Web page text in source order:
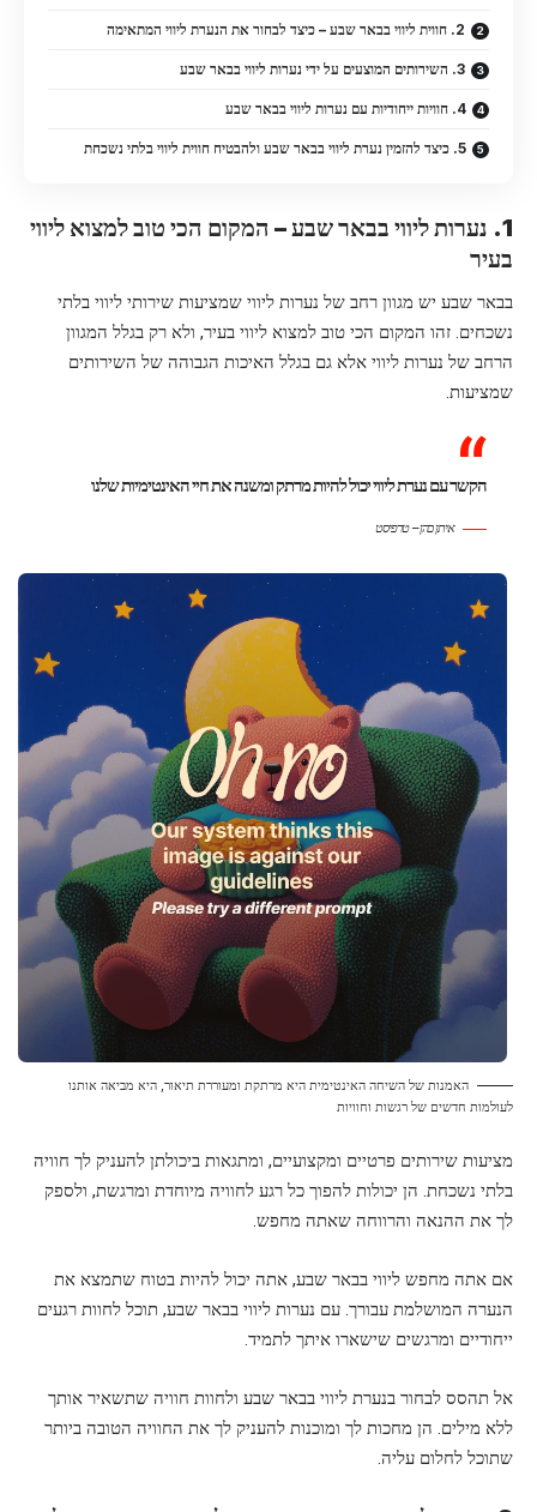
2. חווית ליווי בבאר שבע – כיצד לבחור את הנערת ליווי המתאימה
3. השירותים המוצעים על ידי נערות ליווי בבאר שבע
4. חוויות ייחודיות עם נערות ליווי בבאר שבע
5. כיצד להזמין נערת ליווי בבאר שבע ולהבטיח חווית ליווי בלתי נשכחת
1. נערות ליווי בבאר שבע – המקום הכי טוב למצוא ליווי
בעיר
בבאר שבע יש מגוון רחב של נערות ליווי שמציעות שירותי ליווי בלתי
נשכחים. זהו המקום הכי טוב למצוא ליווי בעיר, ולא רק בגלל המגוון
הרחב של נערות ליווי אלא גם בגלל האיכות הגבוהה של השירותים
שמציעות.
הקשר עם נערת ליווי יכול להיות מרתק ומשנה את חיי האינטימיות שלנו
איתן כהן – טרפיסט
האמנות של השיחה האינטימית היא מרתקת ומעוררת תיאור, היא מביאה אותנו
לעולמות חדשים של רגשות וחוויות
מציעות שירותים פרטיים ומקצועיים, ומתגאות ביכולתן להעניק לך חוויה
בלתי נשכחת. הן יכולות להפוך כל רגע לחוויה מיוחדת ומרגשת, ולספק
לך את ההנאה והרווחה שאתה מחפש.
אם אתה מחפש ליווי בבאר שבע, אתה יכול להיות בטוח שתמצא את
הנערה המושלמת עבורך. עם נערות ליווי בבאר שבע, תוכל לחוות רגעים
ייחודיים ומרגשים שישארו איתך לתמיד.
אל תהסס לבחור בנערת ליווי בבאר שבע ולחוות חוויה שתשאיר אותך
ללא מילים. הן מחכות לך ומוכנות להעניק לך את החוויה הטובה ביותר
שתוכל לחלום עליה.